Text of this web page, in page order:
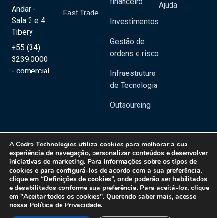
A Cedro Technologies utiliza cookies para melhorar a sua
experiência de navegação, personalizar conteúdos e desenvolver
iniciativas de marketing. Para informações sobre os tipos de
cookies e para configurá-los de acordo com a sua preferência,
clique em “Definições de cookies”, onde poderão ser habilitados
e desabilitados conforme sua preferência. Para aceitá-los, clique
em "Aceitar todos os cookies". Querendo saber mais, acesse
nossa Política de Privacidade.
Andar -
Sala 3 e 4
Tibery
+55 (34)
3239.0000
- comercial
Fast Trade
financeiro
Investimentos
Gestão de
ordens e risco
Infraestrutura
de Tecnologia
Outsourcing
Ajuda
Copyright 2020 © Cedro Technologies - Todos os direitos reservados | CNPJ:
20.129.023/0001-08
Política de Privacidade